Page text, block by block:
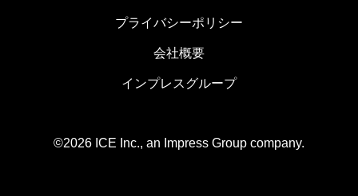
プライバシーポリシー
会社概要
インプレスグループ
©2026 ICE Inc., an Impress Group company.